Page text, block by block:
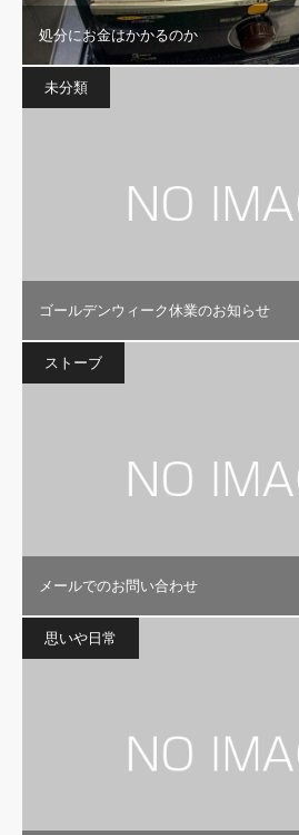
処分にお金はかかるのか
未分類
ゴールデンウィーク休業のお知らせ
ストーブ
メールでのお問い合わせ
思いや日常